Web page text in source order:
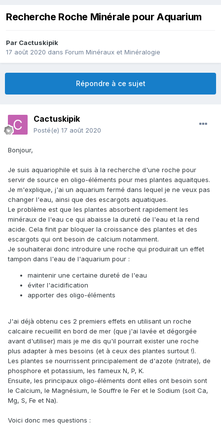
Recherche Roche Minérale pour Aquarium
Par Cactuskipik
17 août 2020 dans Forum Minéraux et Minéralogie
Répondre à ce sujet
Cactuskipik
Posté(e) 17 août 2020
Bonjour,
Je suis aquariophile et suis à la recherche d'une roche pour
servir de source en oligo-éléments pour mes plantes aquaitques.
Je m'explique, j'ai un aquarium fermé dans lequel je ne veux pas
changer l'eau, ainsi que des escargots aquatiques.
Le problème est que les plantes absorbent rapidement les
minéraux de l'eau ce qui abaisse la dureté de l'eau et la rend
acide. Cela finit par bloquer la croissance des plantes et des
escargots qui ont besoin de calcium notamment.
Je souhaiterai donc introduire une roche qui produirait un effet
tampon dans l'eau de l'aquarium pour :
maintenir une certaine dureté de l'eau
éviter l'acidification
apporter des oligo-éléments
J'ai déjà obtenu ces 2 premiers effets en utilisant un roche
calcaire recueillit en bord de mer (que j'ai lavée et dégorgée
avant d'utiliser) mais je me dis qu'il pourrait exister une roche
plus adapter à mes besoins (et à ceux des plantes surtout !).
Les plantes se nourrissent principalement de d'azote (nitrate), de
phosphore et potassium, les fameux N, P, K.
Ensuite, les principaux oligo-éléments dont elles ont besoin sont
le Calcium, le Magnésium, le Souffre le Fer et le Sodium (soit Ca,
Mg, S, Fe et Na).
Voici donc mes questions :